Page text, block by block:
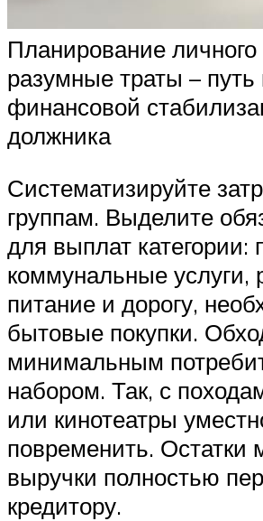
Планирование
разумные траты – путь
финансовой
должника
Систематизируйте
группам. Выделите
для выплат категории:
коммунальные услуги,
питание и дорогу,
бытовые покупки.
минимальным
набором. Так, с
или кинотеатры
повременить. Остатки
выручки полностью
кредитору.